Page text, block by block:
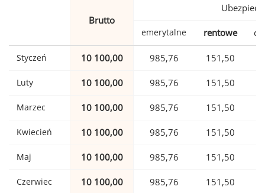
Brutto
emerytalne rentowe
Styczeń 10 100,00 985,76 151,50
Luty 10 100,00 985,76 151,50
Marzec 10 100,00 985,76 151,50
Kwiecień 10 100,00 985,76 151,50
Maj 10 100,00 985,76 151,50
Czerwiec 10 100,00 985,76 151,50